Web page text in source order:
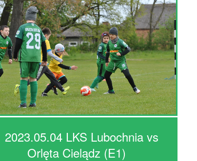
2023.05.04 LKS Lubochnia vs
Orlęta Cielądz (E1)